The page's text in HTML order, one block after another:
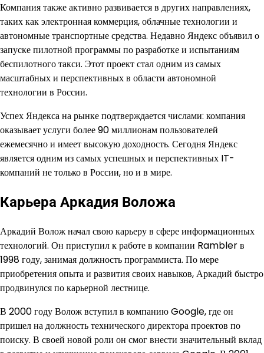
Компания также активно развивается в других направлениях,
таких как электронная коммерция, облачные технологии и
автономные транспортные средства. Недавно Яндекс объявил о
запуске пилотной программы по разработке и испытаниям
беспилотного такси. Этот проект стал одним из самых
масштабных и перспективных в области автономной
технологии в России.
Успех Яндекса на рынке подтверждается числами: компания
оказывает услуги более 90 миллионам пользователей
ежемесячно и имеет высокую доходность. Сегодня Яндекс
является одним из самых успешных и перспективных IT-
компаний не только в России, но и в мире.
Карьера Аркадия Воложа
Аркадий Волож начал свою карьеру в сфере информационных
технологий. Он приступил к работе в компании Rambler в
1998 году, занимая должность программиста. По мере
приобретения опыта и развития своих навыков, Аркадий быстро
продвинулся по карьерной лестнице.
В 2000 году Волож вступил в компанию Google, где он
пришел на должность технического директора проектов по
поиску. В своей новой роли он смог внести значительный вклад